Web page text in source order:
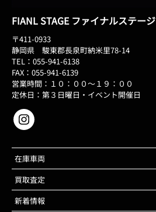
FIANL STAGE ファイナルステージ
〒411-0933
静岡県 駿東郡長泉町納米里78-14
TEL：055-941-6138
FAX：055-941-6139
営業時間：１０：００～１９：００
定休日：第３日曜日・イベント開催日
在庫車両
買取査定
新着情報